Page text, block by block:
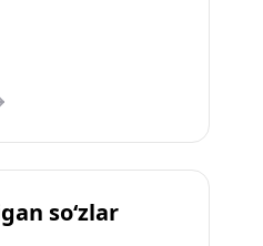
so‘zlar